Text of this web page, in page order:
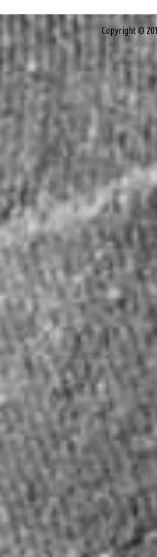
Copyright ©